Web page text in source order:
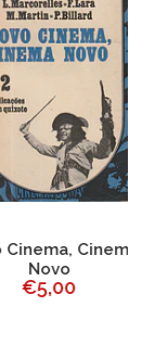
Cinema
Novo
€5,00